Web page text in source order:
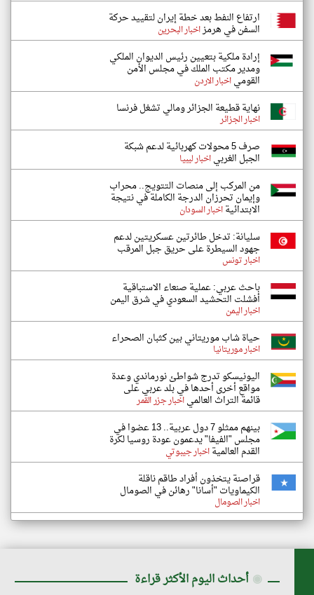
ارتفاع النفط بعد خطة إيران لتقييد حركة
السفن في هرمزاخبار البحرين
إرادة ملكية بتعيين رئيس الديوان الملكي
ومدير مكتب الملك في مجلس الأمن
القومياخبار الاردن
نهاية قطيعة الجزائر ومالي تشغل فرنسا
اخبار الجزائر
صرف 5 محولات كهربائية لدعم شبكة
الجبل الغربياخبار ليبيا
من المركب إلى منصات التتويج.. محراب
وإيمان تحرزان الدرجة الكاملة في نتيجة
الابتدائيةاخبار السودان
سليانة: تدخل طائرتين عسكريتين لدعم
جهود السيطرة على حريق جبل المرقب
اخبار تونس
باحث عربي: عملية صنعاء الاستباقية
أفشلت التحشيد السعودي في شرق اليمن
اخبار اليمن
حياة شاب موريتاني بين كثبان الصحراء
اخبار موريتانيا
اليونيسكو تدرج شواطئ نورماندي وعدة
مواقع أخرى أحدها في بلد عربي على
قائمة التراث العالمياخبار جزر القمر
بينهم ممثلو 7 دول عربية.. 13 عضوا في
مجلس "الفيفا" يدعمون عودة روسيا لكرة
القدم العالميةاخبار جيبوتي
قراصنة يتخذون أفراد طاقم ناقلة
الكيماويات "أسانا" رهائن في الصومال
اخبار الصومال
◉ أحداث اليوم الأكثر قراءة